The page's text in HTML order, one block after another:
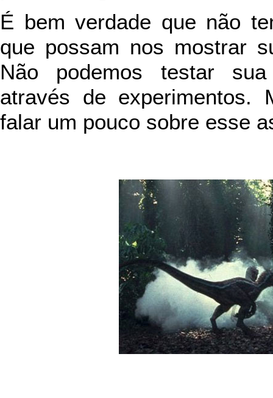
É bem verdade que não
que possam nos mostrar
Não podemos testar
através de experimentos.
falar um pouco sobre esse